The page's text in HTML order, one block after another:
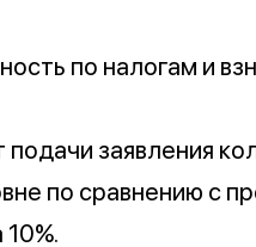
по налогам и
заявления
по сравнению с